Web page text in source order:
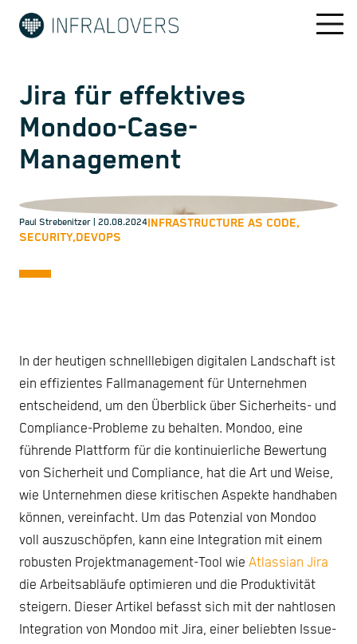
Jira für effektives
Mondoo-Case-
Management
Paul Strebenitzer | 20.08.2024INFRASTRUCTURE AS CODE,
SECURITY,DEVOPS
In der heutigen schnelllebigen digitalen Landschaft ist
ein effizientes Fallmanagement für Unternehmen
entscheidend, um den Überblick über Sicherheits- und
Compliance-Probleme zu behalten. Mondoo, eine
führende Plattform für die kontinuierliche Bewertung
von Sicherheit und Compliance, hat die Art und Weise,
wie Unternehmen diese kritischen Aspekte handhaben
können, vereinfacht. Um das Potenzial von Mondoo
voll auszuschöpfen, kann eine Integration mit einem
robusten Projektmanagement-Tool wie Atlassian Jira
die Arbeitsabläufe optimieren und die Produktivität
steigern. Dieser Artikel befasst sich mit der nahtlosen
Integration von Mondoo mit Jira, einer beliebten Issue-